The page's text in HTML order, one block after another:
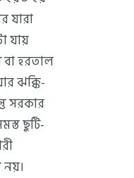
যারা
যায়
বা হরতাল
ঝক্কি-
সরকার
ছুটি-
নয়।